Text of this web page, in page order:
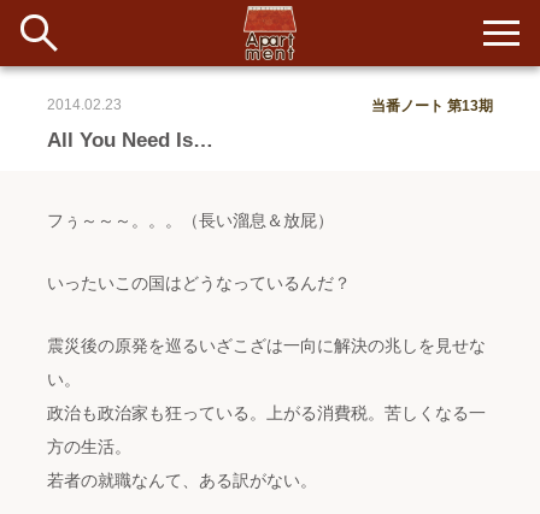
#アイデア
#旅
#日記 #暮らし #生活 #留学 #考え事 #音楽
アパートメントについて
入居者一覧
All You Need Is…
2014.02.23 当番ノート 第13期
フぅ～～～。。。（長い溜息＆放屁）
いったいこの国はどうなっているんだ？
震災後の原発を巡るいざこざは一向に解決の兆しを見せな
い。
政治も政治家も狂っている。上がる消費税。苦しくなる一
方の生活。
若者の就職なんて、ある訳がない。